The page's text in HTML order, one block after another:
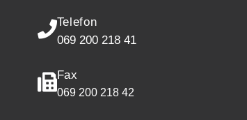
Telefon
069 200 218 41
Fax
069 200 218 42